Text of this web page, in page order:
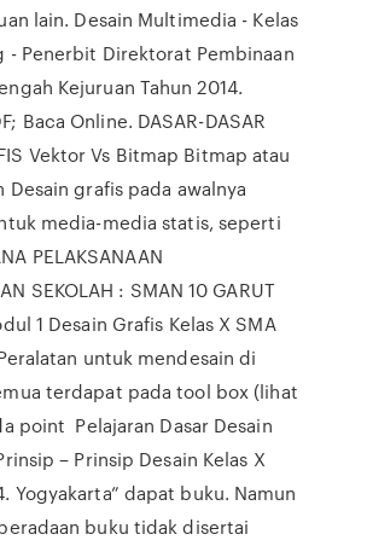
lain. Desain Multimedia - Kelas
- Penerbit Direktorat Pembinaan
Kejuruan Tahun 2014.
Baca Online. DASAR-DASAR
Vektor Vs Bitmap Bitmap atau
Desain grafis pada awalnya
media-media statis, seperti
PELAKSANAAN
SEKOLAH : SMAN 10 GARUT
1 Desain Grafis Kelas X SMA
untuk mendesain di
terdapat pada tool box (lihat
point Pelajaran Dasar Desain
– Prinsip Desain Kelas X
Yogyakarta” dapat buku. Namun
buku tidak disertai